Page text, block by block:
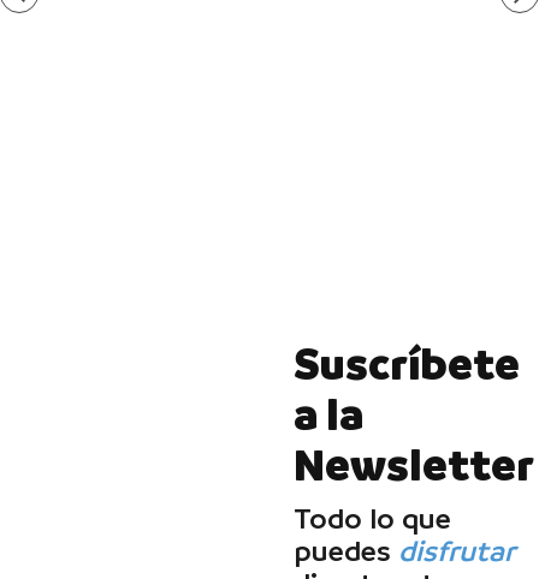
Suscríbete
a la
Newsletter
Todo lo que
puedes disfrutar